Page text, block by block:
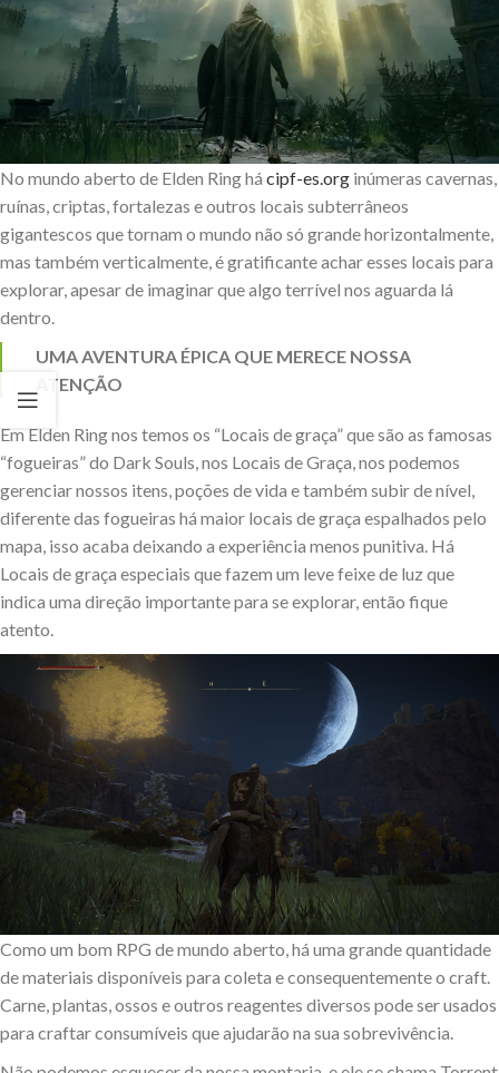
No mundo aberto de Elden Ring há cipf-es.org inúmeras cavernas,
ruínas, criptas, fortalezas e outros locais subterrâneos
gigantescos que tornam o mundo não só grande horizontalmente,
mas também verticalmente, é gratificante achar esses locais para
explorar, apesar de imaginar que algo terrível nos aguarda lá
dentro.
UMA AVENTURA ÉPICA QUE MERECE NOSSA
ATENÇÃO
Em Elden Ring nos temos os “Locais de graça” que são as famosas
“fogueiras” do Dark Souls, nos Locais de Graça, nos podemos
gerenciar nossos itens, poções de vida e também subir de nível,
diferente das fogueiras há maior locais de graça espalhados pelo
mapa, isso acaba deixando a experiência menos punitiva. Há
Locais de graça especiais que fazem um leve feixe de luz que
indica uma direção importante para se explorar, então fique
atento.
Como um bom RPG de mundo aberto, há uma grande quantidade
de materiais disponíveis para coleta e consequentemente o craft.
Carne, plantas, ossos e outros reagentes diversos pode ser usados
para craftar consumíveis que ajudarão na sua sobrevivência.